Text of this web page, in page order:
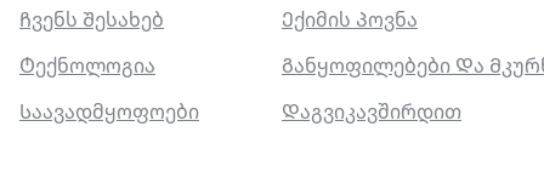
Ჩვენს Შესახებ
Ექიმის Პოვნა
Ტექნოლოგია
Განყოფილებები Და
Საავადმყოფოები
Დაგვიკავშირდით